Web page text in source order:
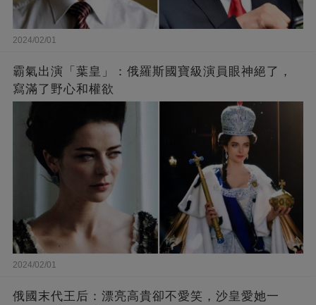
2024/02/01
霸氣出演「葉皇」：俄羅斯國寶級演員眼神絕了，
寫滿了野心和權欲
2024/02/01
俄國末代王后：漂亮高貴卻不愛笑，沙皇愛她一